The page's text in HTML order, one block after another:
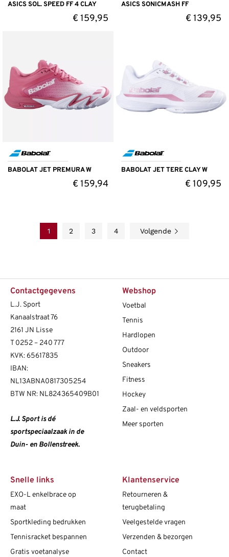
ASICS SOL. SPEED FF 4 CLAY
€159,95
ASICS SONICMASH FF
€139,95
BABOLAT JET PREMURA W
€159,94
BABOLAT JET TERE CLAY W
€109,95
1 2 3 4 Volgende
Contactgegevens
L.J. Sport
Kanaalstraat 76
2161 JN Lisse
T0252 – 240 777
KVK: 65617835
IBAN:
NL13ABNA0817305254
BTW NR: NL824365409B01
L.J. Sport is dé
sportspeciaalzaak in de
Duin- en Bollenstreek.
Webshop
Voetbal
Tennis
Hardlopen
Outdoor
Sneakers
Fitness
Hockey
Zaal- en veldsporten
Meer sporten
Snelle links
EXO-L enkelbrace op
maat
Sportkleding bedrukken
Tennisracket bespannen
Gratis voetanalyse
Klantenservice
Retourneren &
terugbetaling
Veelgestelde vragen
Verzenden & bezorgen
Contact